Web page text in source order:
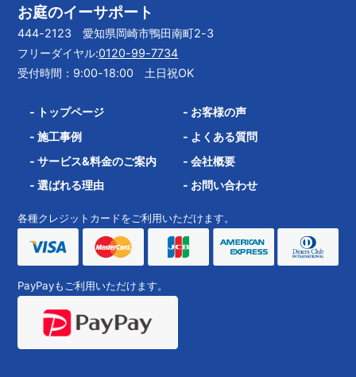
お庭のイーサポート
444-2123 愛知県岡崎市鴨田南町2-3
フリーダイヤル:0120-99-7734
受付時間：9:00-18:00 土日祝OK
- トップページ
- 施工事例
- サービス&料金のご案内
- 選ばれる理由
- お客様の声
- よくある質問
-会社概要
- お問い合わせ
各種クレジットカードをご利用いただけます。
PayPayもご利用いただけます。